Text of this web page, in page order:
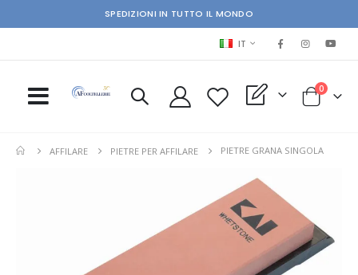
SPEDIZIONI IN TUTTO IL MONDO
LINGUA
IT
My Quote Cart
0elementi
AFFILARE PIETRE PER AFFILARE PIETRE GRANA SINGOLA